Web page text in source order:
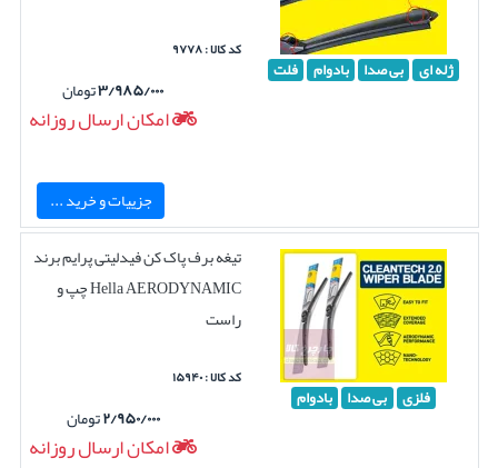
ژله ای بی صدا بادوام فلت
کد کالا : ۹۷۷۸
۳/۹۸۵/۰۰۰تومان
امکان ارسال روزانه
جزییات و خرید ...
فلزی بی صدا بادوام
تیغه برف پاک کن فیدلیتی پرایم برند
Hella AERODYNAMIC چپ و
راست
کد کالا : ۱۵۹۴۰
۲/۹۵۰/۰۰۰تومان
امکان ارسال روزانه